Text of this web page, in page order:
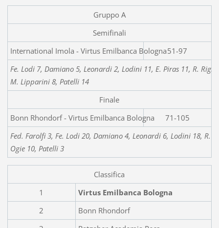
Gruppo A
Semifinali
International Imola -
51-97
Fe. Lodi 7, Damiano 5, Leonardi 2, Lodini 11, E. Piras 11, R.
M. Lipparini 8, Patelli 14
Finale
Bonn Rhondorf - Virtus Emilbanca Bologna
71-105
Fed. Farolfi 3, Fe. Lodi 20, Damiano 4, Leonardi 6, Lodini 18,
Ogie 10, Patelli 3
Classifica
1
Virtus Emilbanca Bologna
2
Bonn Rhondorf